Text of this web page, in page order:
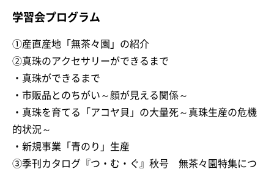
学習会プログラム
①産直産地「無茶々園」の紹介
②真珠のアクセサリーができるまで
・真珠ができるまで
・市販品とのちがい～顔が見える関係～
・真珠を育てる「アコヤ貝」の大量死～真珠生産の危機
的状況～
・新規事業「青のり」生産
③季刊カタログ『つ・む・ぐ』秋号 無茶々園特集につ